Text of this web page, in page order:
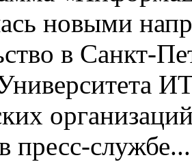
новыми
в Санкт-
Университета
пресс-службе...